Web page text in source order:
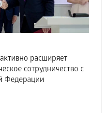
расширяет
сотрудничество с
Федерации